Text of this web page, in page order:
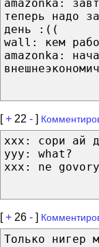
amazonka:
теперь надо
день :((
wall: кем
amazonka:
[+ 22 - ]
xxx: сори ай
yyy: what?
xxx: ne
[+ 26 - ]
Только нигер